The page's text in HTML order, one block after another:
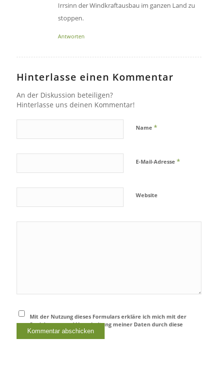
Irrsinn der Windkraftausbau im ganzen Land zu
stoppen.
Antworten
Hinterlasse einen Kommentar
An der Diskussion beteiligen?
Hinterlasse uns deinen Kommentar!
Name *
E-Mail-Adresse *
Website
Mit der Nutzung dieses Formulars erkläre ich mich mit der
Speicherung und Verarbeitung meiner Daten durch diese
Website einverstanden.